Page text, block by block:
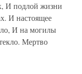
И подлой жизни
И настоящее
И на могилы
Мертво